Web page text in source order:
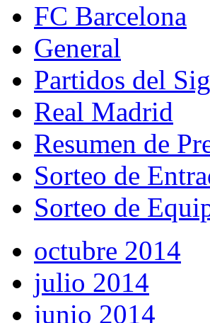
FC Barcelona
General
Partidos del
Real Madrid
Resumen de
Sorteo de
Sorteo de
octubre 2014
julio 2014
junio 2014